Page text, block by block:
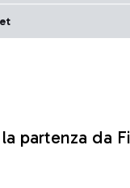
la partenza da